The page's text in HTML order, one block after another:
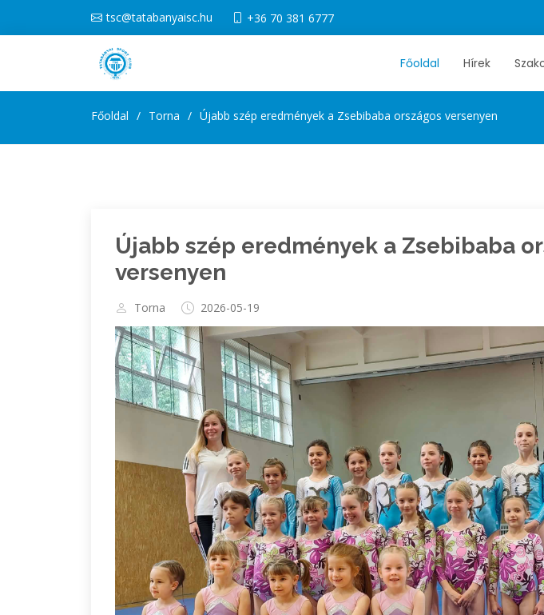
tsc@tatabanyaisc.hu +36 70 381 6777
Főoldal Hírek
Főoldal Torna Újabb szép eredmények a Zsebibaba országos versenyen
Újabb szép eredmények a Zsebibaba
versenyen
Torna 2026-05-19